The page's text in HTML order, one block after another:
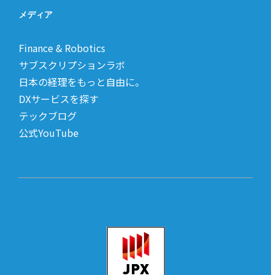
メディア
Finance & Robotics
サブスクリプションラボ
日本の経理をもっと自由に。
DXサービスを探す
テックブログ
公式YouTube